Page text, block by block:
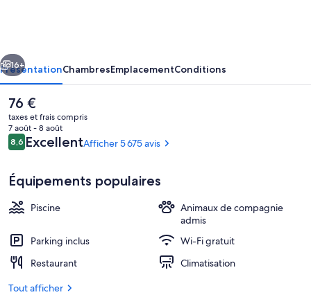
Piscine couverte
Suivant
16+
PrésentationChambresEmplacementConditions
Le
prix
actuel
est
de
76 €
taxes et frais compris
7 août - 8 août
Avis
voyageurs
8,68,6 sur 10
ExcellentAfficher 5 675 avis
Équipements populaires
Piscine
Animaux de compagnie
admis
Parking inclus
Wi-Fi gratuit
Restaurant
Climatisation
Tout afficher